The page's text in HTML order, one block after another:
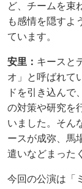
ど、チームを束
も感情を隠すよ
ています。
安里： キースと
オ」と呼ばれて
ドを引き込んで
の対策や研究を
いました。そん
ースが成弥、馬
遣いなどまった
今回の公演は「